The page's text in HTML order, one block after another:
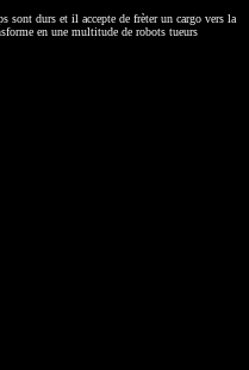
sont durs et il accepte de frèter un cargo vers la
en une multitude de robots tueurs